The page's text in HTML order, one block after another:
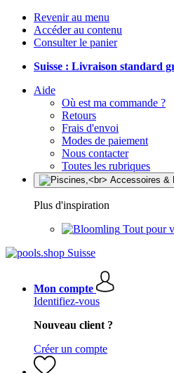
Revenir au menu
Accéder au contenu
Consulter le panier
Suisse : Livraison standard
Aide
Où est ma commande ?
Retours
Frais d'envoi
Modes de paiement
Nous contacter
Toutes les rubriques
Plus d'inspiration
Tout pour
Mon compte
Identifiez-vous
Nouveau client ?
Créer un compte